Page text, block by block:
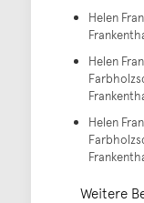
Helen
Helen
Helen
Weitere